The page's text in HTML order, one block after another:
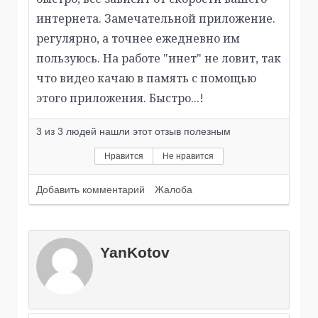
интернета. Замечательной приложение.
регулярно, а точнее ежедневно им
пользуюсь. На работе "инет" не ловит, так
что видео качаю в память с помощью
этого приложения. Быстро...!
3 из 3 людей нашли этот отзыв полезным
Нравится Не нравится
Добавить комментарий Жалоба
YanKotov